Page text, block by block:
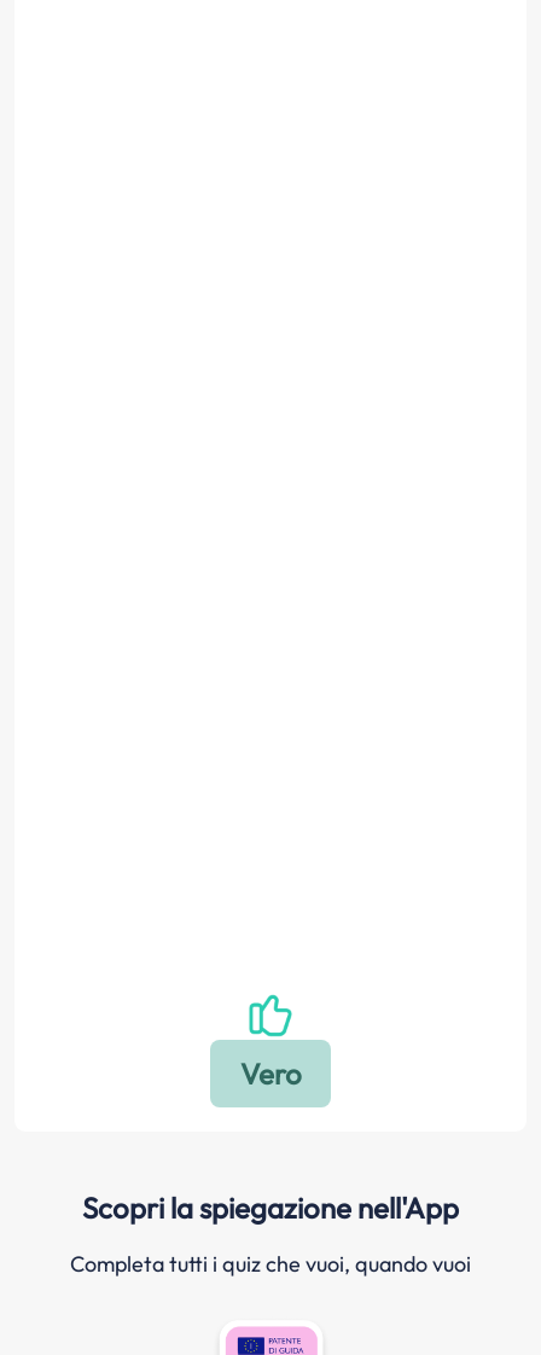
Scopri la spiegazione nell'App
Completa tutti i quiz che vuoi, quando vuoi